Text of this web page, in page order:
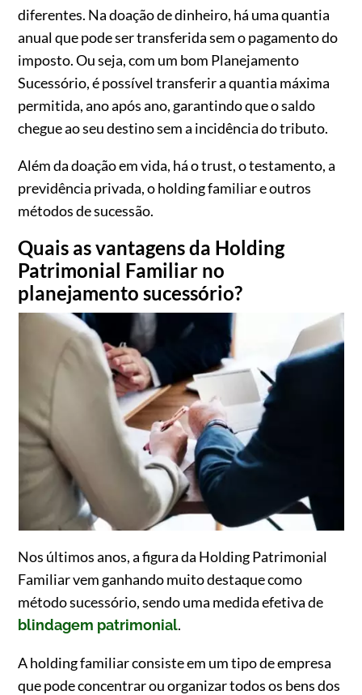
diferentes. Na doação de dinheiro, há uma quantia
anual que pode ser transferida sem o pagamento do
imposto. Ou seja, com um bom Planejamento
Sucessório, é possível transferir a quantia máxima
permitida, ano após ano, garantindo que o saldo
chegue ao seu destino sem a incidência do tributo.
Além da doação em vida, há o trust, o testamento, a
previdência privada, o holding familiar e outros
métodos de sucessão.
Quais as vantagens da Holding
Patrimonial Familiar no
planejamento sucessório?
Nos últimos anos, a figura da Holding Patrimonial
Familiar vem ganhando muito destaque como
método sucessório, sendo uma medida efetiva de
blindagem patrimonial.
A holding familiar consiste em um tipo de empresa
que pode concentrar ou organizar todos os bens dos